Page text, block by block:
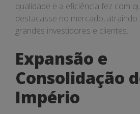
qualidade e a eficiência fez com
destacasse no mercado,
grandes investidores e clientes.
Expansão e
Consolidação
Império